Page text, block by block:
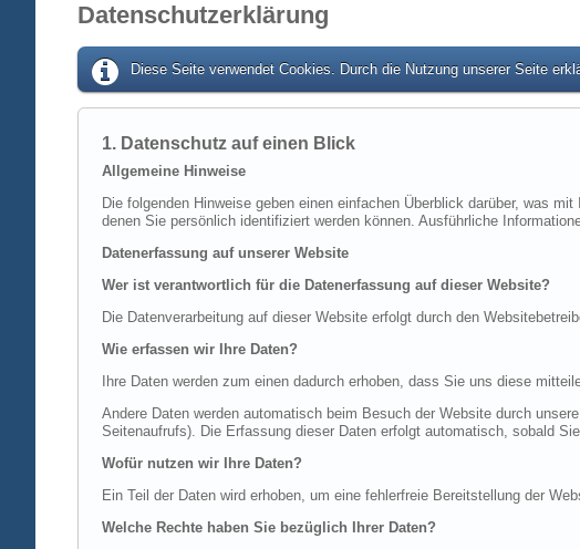
Datenschutzerklärung
Diese Seite verwendet Cookies. Durch die Nutzung unserer Seite
1. Datenschutz auf einen Blick
Allgemeine Hinweise
Die folgenden Hinweise geben einen einfachen Überblick darüber, was
denen Sie persönlich identifiziert werden können. Ausführliche
Datenerfassung auf unserer Website
Wer ist verantwortlich für die Datenerfassung auf dieser Website?
Die Datenverarbeitung auf dieser Website erfolgt durch den
Wie erfassen wir Ihre Daten?
Ihre Daten werden zum einen dadurch erhoben, dass Sie uns diese
Andere Daten werden automatisch beim Besuch der Website durch
Seitenaufrufs). Die Erfassung dieser Daten erfolgt automatisch, sobald
Wofür nutzen wir Ihre Daten?
Ein Teil der Daten wird erhoben, um eine fehlerfreie Bereitstellung der
Welche Rechte haben Sie bezüglich Ihrer Daten?